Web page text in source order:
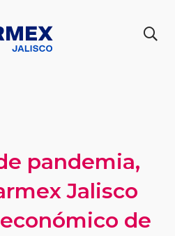
pandemia,
Jalisco
de